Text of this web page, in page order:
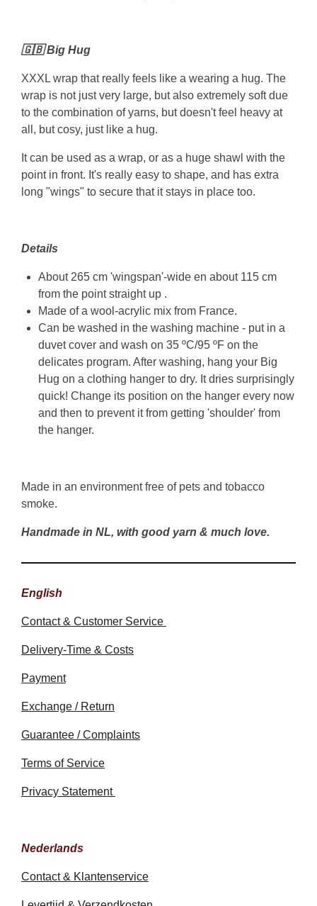
🇬🇧 Big Hug
XXXL wrap that really feels like a wearing a hug. The
wrap is not just very large, but also extremely soft due
to the combination of yarns, but doesn't feel heavy at
all, but cosy, just like a hug.
It can be used as a wrap, or as a huge shawl with the
point in front. It's really easy to shape, and has extra
long "wings" to secure that it stays in place too.
Details
About 265 cm 'wingspan'-wide en about 115 cm
from the point straight up .
Made of a wool-acrylic mix from France.
Can be washed in the washing machine - put in a
duvet cover and wash on 35 ºC/95 ºF on the
delicates program. After washing, hang your Big
Hug on a clothing hanger to dry. It dries surprisingly
quick! Change its position on the hanger every now
and then to prevent it from getting 'shoulder' from
the hanger.
Made in an environment free of pets and tobacco
smoke.
Handmade in NL, with good yarn & much love.
English
Contact & Customer Service
Delivery-Time & Costs
Payment
Exchange / Return
Guarantee / Complaints
Terms of Service
Privacy Statement
Nederlands
Contact & Klantenservice